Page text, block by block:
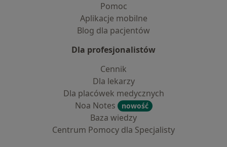
Pomoc
Aplikacje mobilne
Blog dla pacjentów
Dla profesjonalistów
Cennik
Dla lekarzy
Dla placówek medycznych
Noa Notes
nowość
Baza wiedzy
Centrum Pomocy dla Specjalisty